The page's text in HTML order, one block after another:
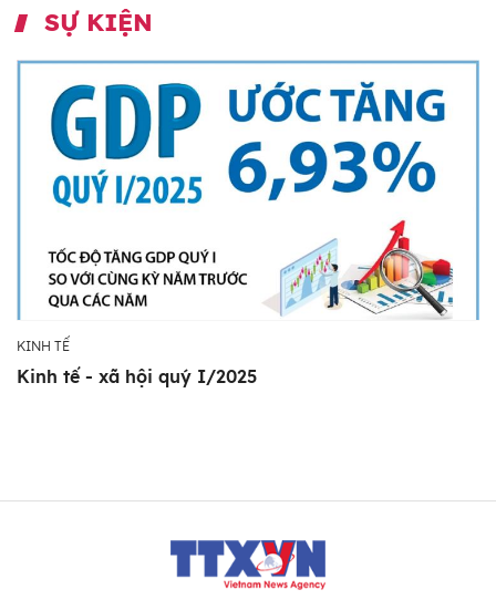
SỰ KIỆN
KINH TẾ
Kinh tế - xã hội quý I/2025